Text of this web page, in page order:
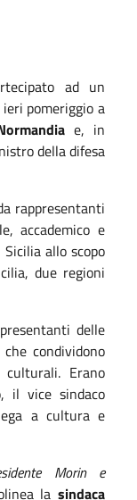
ad un
pomeriggio a
e, in
della difesa
rappresentanti
accademico e
allo scopo
due regioni
delle
condividono
Erano
il vice sindaco
a cultura e
Morin e
lasindaca